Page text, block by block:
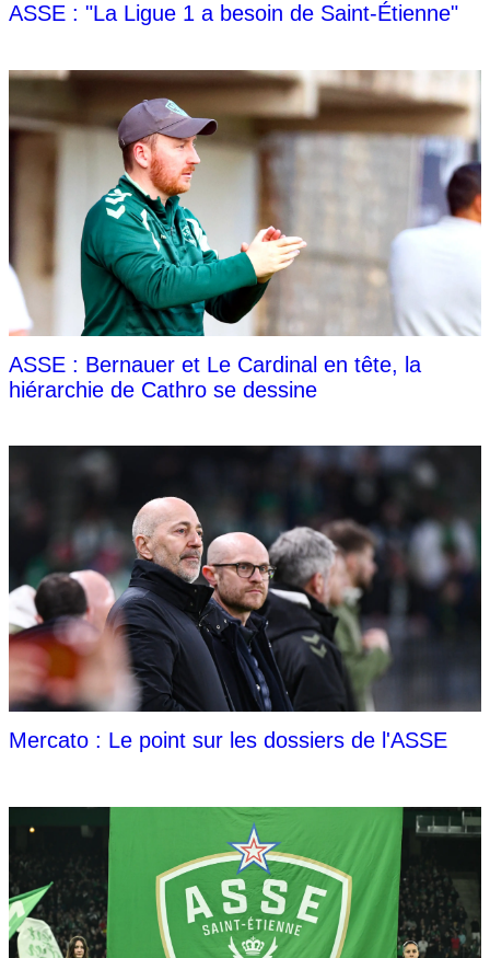
ASSE : "La Ligue 1 a besoin de Saint-Étienne"
ASSE : Bernauer et Le Cardinal en tête, la
hiérarchie de Cathro se dessine
Mercato : Le point sur les dossiers de l'ASSE